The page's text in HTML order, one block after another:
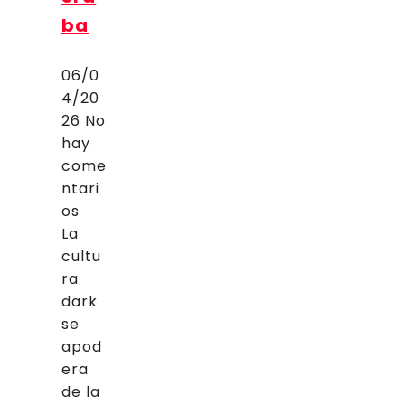
ba
06/0
4/20
26 No
hay
come
ntari
os
La
cultu
ra
dark
se
apod
era
de la